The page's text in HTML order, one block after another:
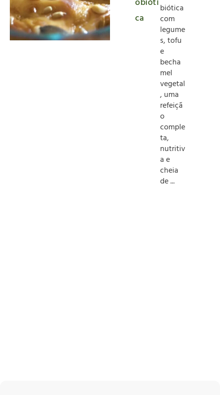
ca
biótica
com
legume
s, tofu
e
becha
mel
vegetal
, uma
refeiçã
o
comple
ta,
nutritiv
a e
cheia
de ...